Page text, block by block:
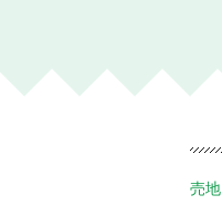
売地